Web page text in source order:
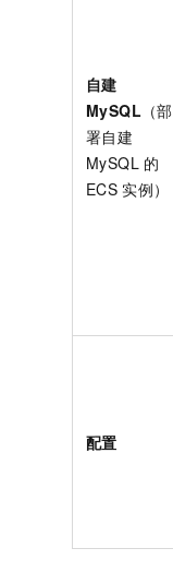
自建
MySQL （部
署自建
MySQL 的
ECS 实例）
配置